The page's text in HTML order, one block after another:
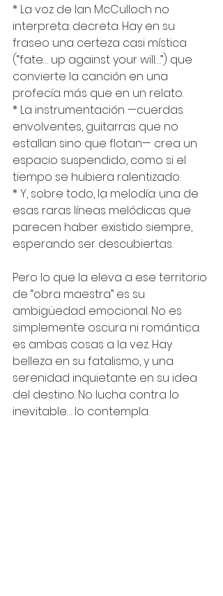
* La voz de Ian McCulloch no
interpreta: decreta. Hay en su
fraseo una certeza casi mística
(“fate… up against your will…”) que
convierte la canción en una
profecía más que en un relato.
* La instrumentación —cuerdas
envolventes, guitarras que no
estallan sino que flotan— crea un
espacio suspendido, como si el
tiempo se hubiera ralentizado.
* Y, sobre todo, la melodía: una de
esas raras líneas melódicas que
parecen haber existido siempre,
esperando ser descubiertas.
Pero lo que la eleva a ese territorio
de “obra maestra” es su
ambigüedad emocional. No es
simplemente oscura ni romántica:
es ambas cosas a la vez. Hay
belleza en su fatalismo, y una
serenidad inquietante en su idea
del destino. No lucha contra lo
inevitable… lo contempla.